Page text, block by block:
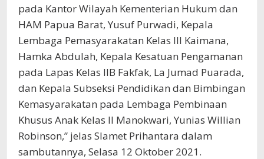
pada Kantor Wilayah Kementerian Hukum dan
HAM Papua Barat, Yusuf Purwadi, Kepala
Lembaga Pemasyarakatan Kelas III Kaimana,
Hamka Abdulah, Kepala Kesatuan Pengamanan
pada Lapas Kelas IIB Fakfak, La Jumad Puarada,
dan Kepala Subseksi Pendidikan dan Bimbingan
Kemasyarakatan pada Lembaga Pembinaan
Khusus Anak Kelas II Manokwari, Yunias Willian
Robinson,” jelas Slamet Prihantara dalam
sambutannya, Selasa 12 Oktober 2021.